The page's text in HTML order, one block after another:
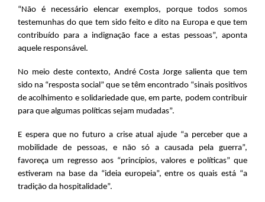
“Não é necessário elencar exemplos, porque todos somos
testemunhas do que tem sido feito e dito na Europa e que tem
contribuído para a indignação face a estas pessoas”, aponta
aquele responsável.
No meio deste contexto, André Costa Jorge salienta que tem
sido na “resposta social” que se têm encontrado “sinais positivos
de acolhimento e solidariedade que, em parte, podem contribuir
para que algumas políticas sejam mudadas”.
E espera que no futuro a crise atual ajude “a perceber que a
mobilidade de pessoas, e não só a causada pela guerra”,
favoreça um regresso aos “princípios, valores e políticas” que
estiveram na base da “ideia europeia”, entre os quais está “a
tradição da hospitalidade”.